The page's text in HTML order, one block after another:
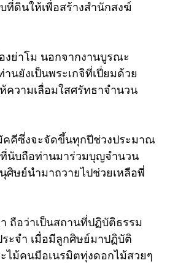
ดินให้เพื่อสร้างสำนักสงฆ์
ย่าโม นอกจากงานบูรณะ
ยังเป็นพระเกจิที่เปี่ยมด้วย
ความเลื่อมใสศรัทธาจำนวน
คีซึ่งจะจัดขึ้นทุกปีช่วงประมาณ
นับถือท่านมาร่วมบุญจำนวน
ษย์นำมาถวายไปช่วยเหลือพี่
ถือว่าเป็นสถานที่ปฏิบัติธรรม
ะจำ เมื่อมีลูกศิษย์มาปฏิบัติ
ไม้คนมือเนรมิตทุ่งดอกไม้สวยๆ